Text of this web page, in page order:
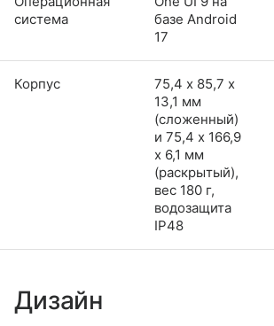
система
базе Android
17
Корпус
75,4 х 85,7 х
13,1 мм
(сложенный)
и 75,4 x 166,9
x 6,1 мм
(раскрытый),
вес 180 г,
водозащита
IP48
Дизайн